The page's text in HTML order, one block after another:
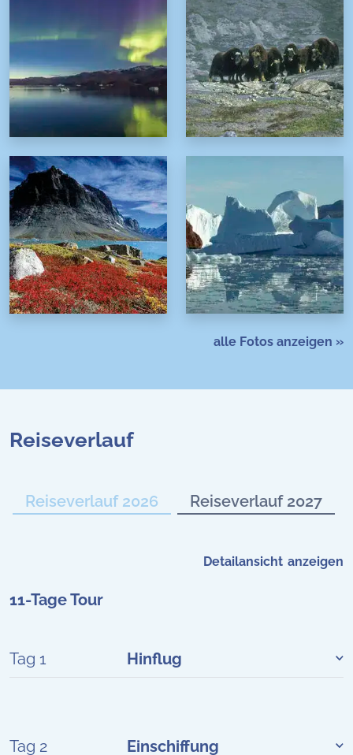
alle Fotos anzeigen »
Reiseverlauf
Reiseverlauf 2026 Reiseverlauf 2027
Detailansicht
11-Tage Tour
Tag 1 Hinflug
Tag 2 Einschiffung